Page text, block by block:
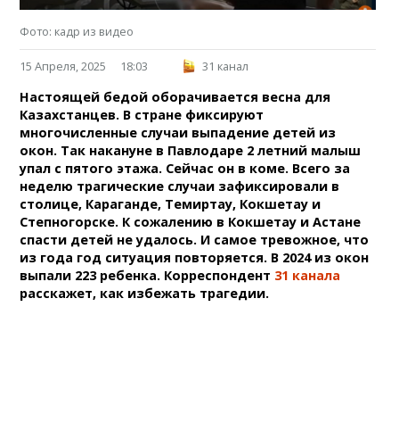
Фото: кадр из видео
15 Апреля, 2025 18:03 31 канал
Настоящей бедой оборачивается весна для
Казахстанцев. В стране фиксируют
многочисленные случаи выпадение детей из
окон. Так накануне в Павлодаре 2 летний малыш
упал с пятого этажа. Сейчас он в коме. Всего за
неделю трагические случаи зафиксировали в
столице, Караганде, Темиртау, Кокшетау и
Степногорске. К сожалению в Кокшетау и Астане
спасти детей не удалось. И самое тревожное, что
из года год ситуация повторяется. В 2024 из окон
выпали 223 ребенка. Корреспондент 31 канала
расскажет, как избежать трагедии.